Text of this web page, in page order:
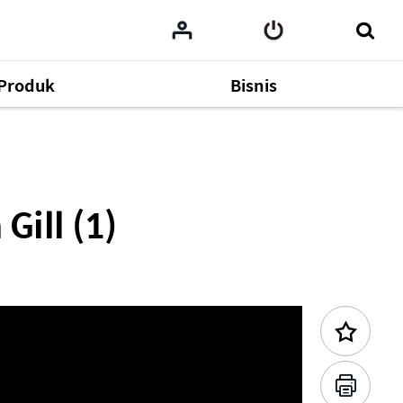
Bisnis
Gill (1)